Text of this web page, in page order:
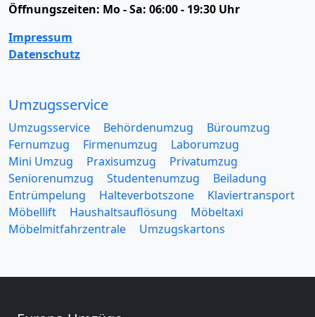
Öffnungszeiten: Mo - Sa: 06:00 - 19:30 Uhr
Impressum
Datenschutz
Umzugsservice
Umzugsservice Behördenumzug
Büroumzug
Fernumzug
Firmenumzug
Laborumzug
Mini Umzug
Praxisumzug
Privatumzug
Seniorenumzug
Studentenumzug
Beiladung
Entrümpelung
Halteverbotszone
Klaviertransport
Möbellift
Haushaltsauflösung
Möbeltaxi
Möbelmitfahrzentrale
Umzugskartons